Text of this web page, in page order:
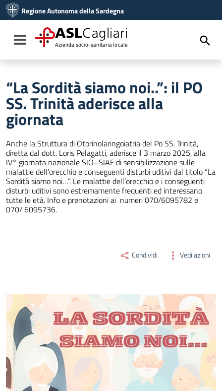
Vai al menu di navigazione
Vai al footer
Regione Autonoma della Sardegna
Toggle navigation
ASLCagliari
Azienda socio-sanitaria locale
“La Sordità siamo noi..”: il PO
SS. Trinità aderisce alla
giornata
Anche la Struttura di Otorinolaringoiatria del Po SS. Trinità,
diretta dal dott. Loris Pelagatti, aderisce il 3 marzo 2025, alla
IV° giornata nazionale SIO–SIAF di sensibilizzazione sulle
malattie dell’orecchio e conseguenti disturbi uditivi dal titolo “La
Sordità siamo noi…”. Le malattie dell’orecchio e i conseguenti
disturbi uditivi sono estremamente frequenti ed interessano
tutte le età. Info e prenotazioni ai numeri 070/6095782 e
070/ 6095736.
Condividi Vedi azioni